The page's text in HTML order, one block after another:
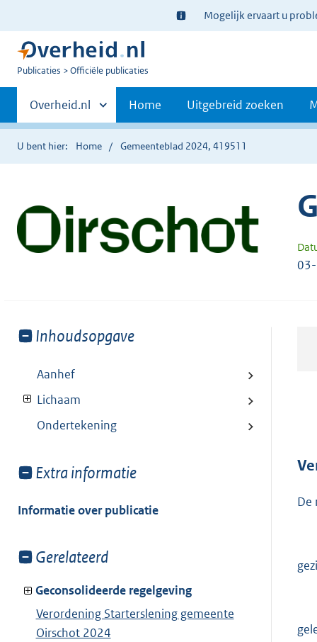
Ter
informatie:
Mogelijk ervaart u
U
Publicaties Officiële publicaties
Primaire
navigatie
Andere
sites
binnen
Overheid.nl Home Uitgebreid zoeken
U bent hier: Home Gemeenteblad 2024, 419511
Toon
van:
Inhoudsopgave
Aanhef
Lichaam
Ondertekening
Toon
van:
Extra informatie
Informatie over publicatie
Toon
van:
Gerelateerd
Geconsolideerde regelgeving
Verordening Starterslening gemeente
Oirschot 2024
De